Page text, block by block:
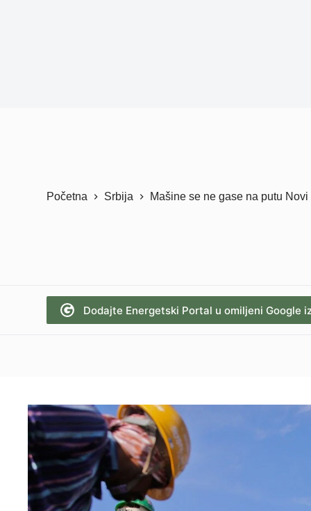
Početna Srbija Mašine se ne gase na putu
Dodajte Energetski Portal u omiljeni Google